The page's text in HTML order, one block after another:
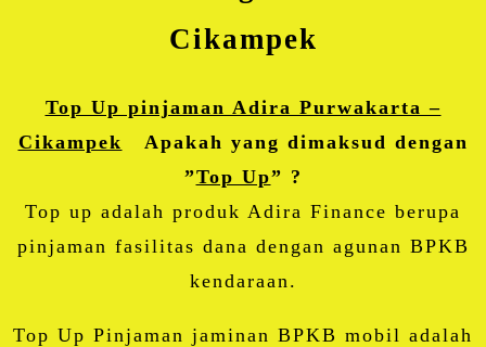
Cikampek
Top Up pinjaman Adira Purwakarta –
Cikampek Apakah yang dimaksud dengan
”Top Up” ?
Top up adalah produk Adira Finance berupa
pinjaman fasilitas dana dengan agunan BPKB
kendaraan.
Top Up Pinjaman jaminan BPKB mobil adalah